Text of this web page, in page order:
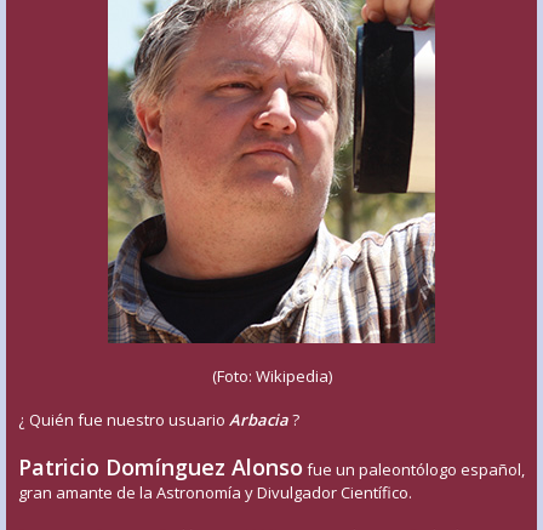
(Foto: Wikipedia)
¿ Quién fue nuestro usuario Arbacia?
Patricio Domínguez Alonso fue un paleontólogo español,
gran amante de la Astronomía y Divulgador Científico.